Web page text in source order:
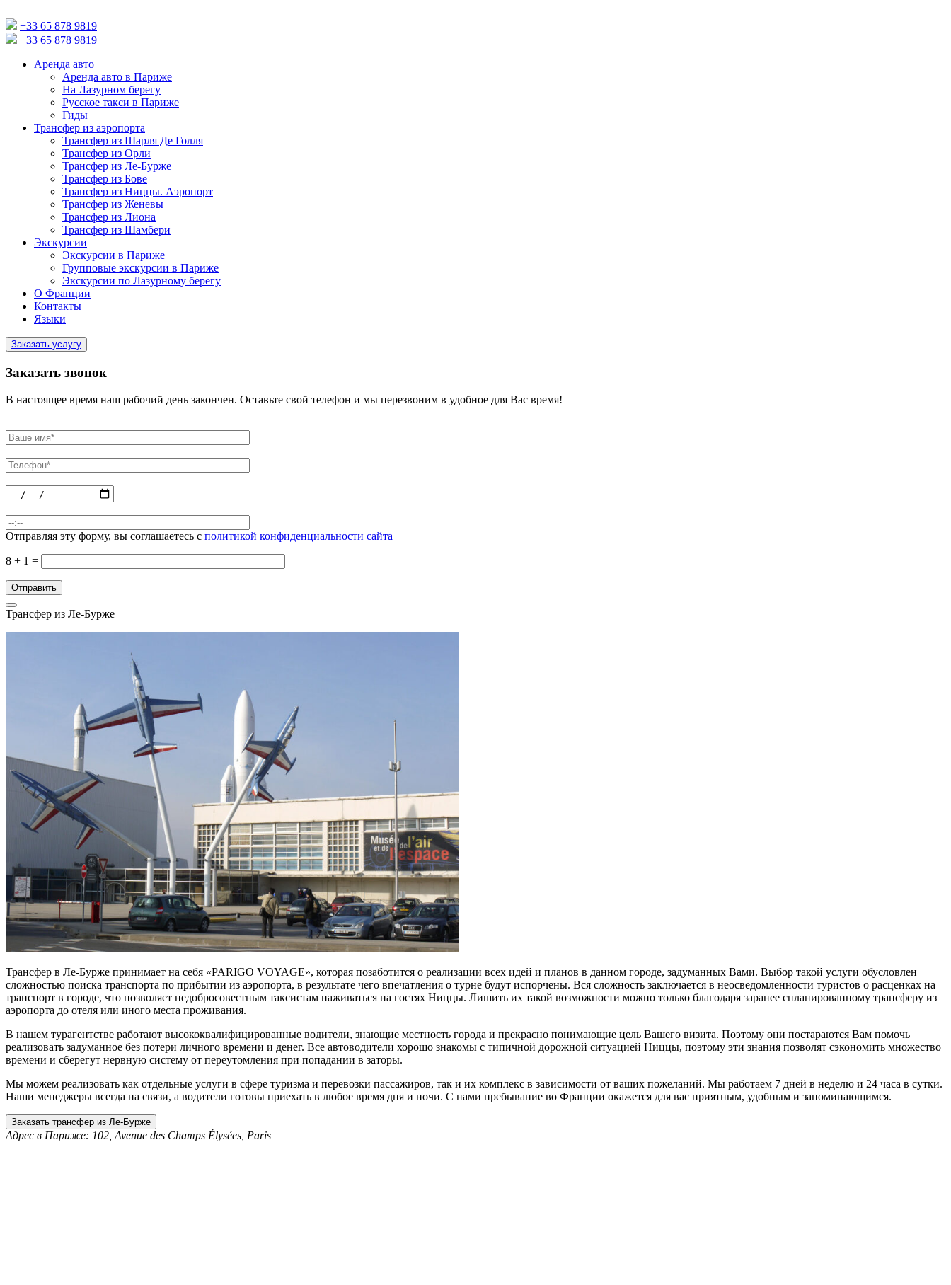
+33 65 878 9819
+33 65 878 9819
Аренда авто
Аренда авто в Париже
На Лазурном берегу
Русское такси в Париже
Гиды
Трансфер из аэропорта
Трансфер из Шарля Де Голля
Трансфер из Орли
Трансфер из Ле-Бурже
Трансфер из Бове
Трансфер из Ниццы. Аэропорт
Трансфер из Женевы
Трансфер из Лиона
Трансфер из Шамбери
Экскурсии
Экскурсии в Париже
Групповые экскурсии в Париже
Экскурсии по Лазурному берегу
О Франции
Контакты
Языки
Заказать услугу
Заказать звонок
В настоящее время наш рабочий день закончен. Оставьте свой телефон и мы перезвоним в удобное для Вас время!
Отправляя эту форму, вы соглашаетесь с политикой конфиденциальности сайта
8 + 1 =
Трансфер из Ле-Бурже
Трансфер в Ле-Бурже принимает на себя «PARIGO VOYAGE», которая позаботится о реализации всех идей и планов в данном городе, задуманных Вами. Выбор такой услуги обусловлен
сложностью поиска транспорта по прибытии из аэропорта, в результате чего впечатления о турне будут испорчены. Вся сложность заключается в неосведомленности туристов о расценках на
транспорт в городе, что позволяет недобросовестным таксистам наживаться на гостях Ниццы. Лишить их такой возможности можно только благодаря заранее спланированному трансферу из
аэропорта до отеля или иного места проживания.
В нашем турагентстве работают высококвалифицированные водители, знающие местность города и прекрасно понимающие цель Вашего визита. Поэтому они постараются Вам помочь
реализовать задуманное без потери личного времени и денег. Все автоводители хорошо знакомы с типичной дорожной ситуацией Ниццы, поэтому эти знания позволят сэкономить множество
времени и сберегут нервную систему от переутомления при попадании в заторы.
Мы можем реализовать как отдельные услуги в сфере туризма и перевозки пассажиров, так и их комплекс в зависимости от ваших пожеланий. Мы работаем 7 дней в неделю и 24 часа в сутки.
Наши менеджеры всегда на связи, а водители готовы приехать в любое время дня и ночи. С нами пребывание во Франции окажется для вас приятным, удобным и запоминающимся.
Заказать трансфер из Ле-Бурже
Адрес в Париже: 102, Avenue des Champs Élysées, Paris